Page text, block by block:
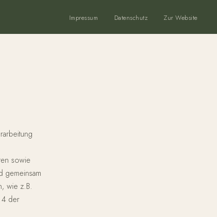
Impressum Datenschutz Zur Website
sowie
gemeinsam
wie z.B.
4 der